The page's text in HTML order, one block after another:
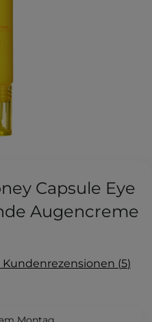
Capsule Eye
Augencreme
Kundenrezensionen 5